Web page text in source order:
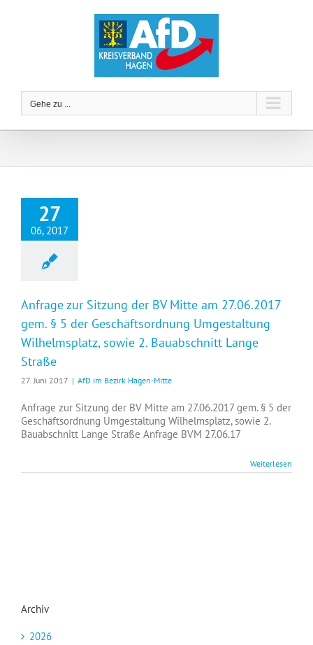
Gehe zu ...
27
06, 2017
Anfrage zur Sitzung der BV Mitte am 27.06.2017
gem. § 5 der Geschäftsordnung Umgestaltung
Wilhelmsplatz, sowie 2. Bauabschnitt Lange
Straße
27. Juni 2017 | AfD im Bezirk Hagen-Mitte
Anfrage zur Sitzung der BV Mitte am 27.06.2017 gem. § 5 der
Geschäftsordnung Umgestaltung Wilhelmsplatz, sowie 2.
Bauabschnitt Lange Straße Anfrage BVM 27.06.17
Weiterlesen
Archiv
2026